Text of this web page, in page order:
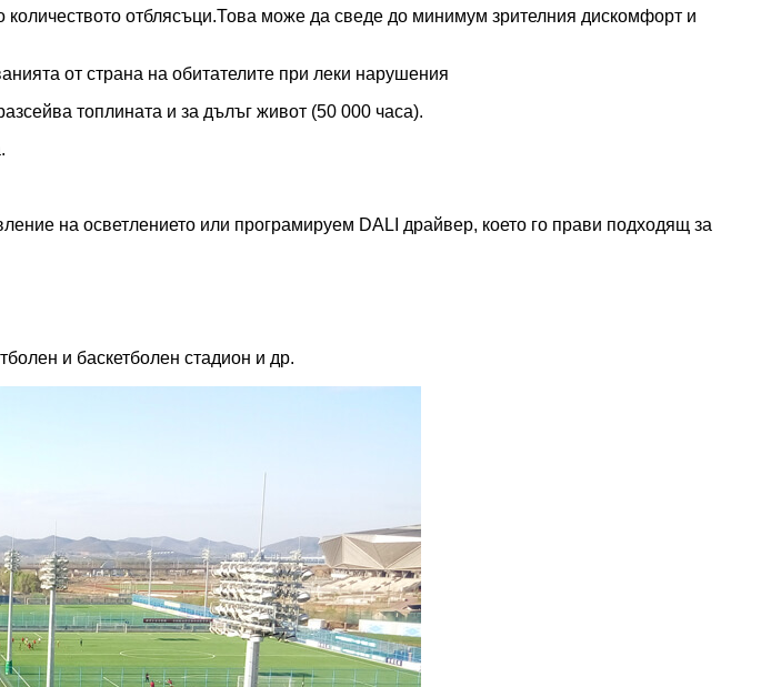
отблясъци.Това може да сведе до минимум зрителния дискомфорт и
от страна на обитателите при леки нарушения
топлината и за дълъг живот (50 000 часа).
на осветлението или програмируем DALI драйвер, което го прави подходящ за
и баскетболен стадион и др.